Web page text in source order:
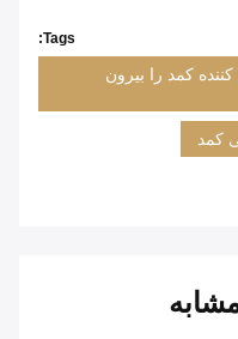
Tags:
کمد را بیرون
کمد